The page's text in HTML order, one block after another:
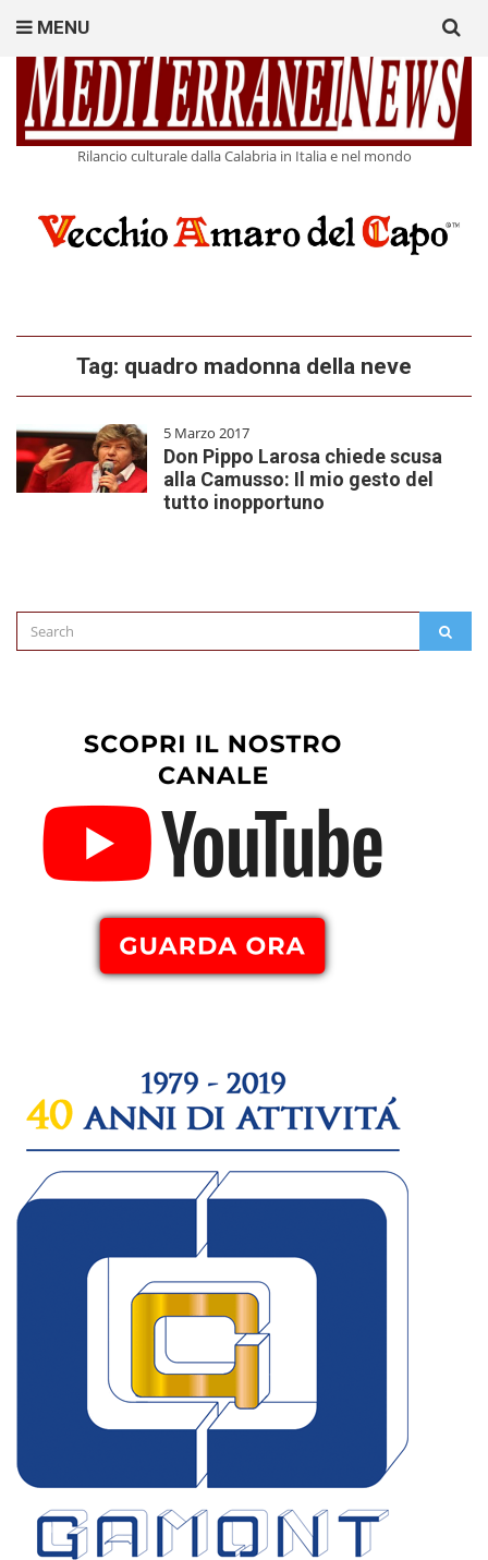
Rilancio culturale dalla Calabria in Italia e nel mondo
MENU
for:
Tag: quadro madonna della neve
5 Marzo 2017
Don Pippo Larosa chiede scusa
alla Camusso: Il mio gesto del
tutto inopportuno
Search
for: